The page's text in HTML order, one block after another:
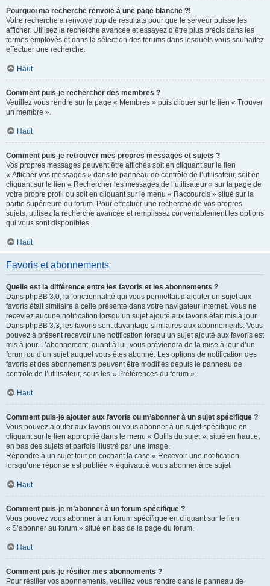
Pourquoi ma recherche renvoie à une page blanche ?!
Votre recherche a renvoyé trop de résultats pour que le serveur puisse les
afficher. Utilisez la recherche avancée et essayez d’être plus précis dans les
termes employés et dans la sélection des forums dans lesquels vous souhaitez
effectuer une recherche.
Haut
Comment puis-je rechercher des membres ?
Veuillez vous rendre sur la page « Membres » puis cliquer sur le lien « Trouver
un membre ».
Haut
Comment puis-je retrouver mes propres messages et sujets ?
Vos propres messages peuvent être affichés soit en cliquant sur le lien
« Afficher vos messages » dans le panneau de contrôle de l’utilisateur, soit en
cliquant sur le lien « Rechercher les messages de l’utilisateur » sur la page de
votre propre profil ou soit en cliquant sur le menu « Raccourcis » situé sur la
partie supérieure du forum. Pour effectuer une recherche de vos propres
sujets, utilisez la recherche avancée et remplissez convenablement les options
qui vous sont disponibles.
Haut
Favoris et abonnements
Quelle est la différence entre les favoris et les abonnements ?
Dans phpBB 3.0, la fonctionnalité qui vous permettait d’ajouter un sujet aux
favoris était similaire à celle présente dans votre navigateur internet. Vous ne
receviez aucune notification lorsqu’un sujet ajouté aux favoris était mis à jour.
Dans phpBB 3.3, les favoris sont davantage similaires aux abonnements. Vous
pouvez à présent recevoir une notification lorsqu’un sujet ajouté aux favoris est
mis à jour. L’abonnement, quant à lui, vous préviendra de la mise à jour d’un
forum ou d’un sujet auquel vous êtes abonné. Les options de notification des
favoris et des abonnements peuvent être modifiés depuis le panneau de
contrôle de l’utilisateur, sous les « Préférences du forum ».
Haut
Comment puis-je ajouter aux favoris ou m’abonner à un sujet spécifique ?
Vous pouvez ajouter aux favoris ou vous abonner à un sujet spécifique en
cliquant sur le lien approprié dans le menu « Outils du sujet », situé en haut et
en bas des sujets et parfois illustré par une image.
Répondre à un sujet tout en cochant la case « Recevoir une notification
lorsqu’une réponse est publiée » équivaut à vous abonner à ce sujet.
Haut
Comment puis-je m’abonner à un forum spécifique ?
Vous pouvez vous abonner à un forum spécifique en cliquant sur le lien
« S’abonner au forum » situé en bas de la page du forum.
Haut
Comment puis-je résilier mes abonnements ?
Pour résilier vos abonnements, veuillez vous rendre dans le panneau de